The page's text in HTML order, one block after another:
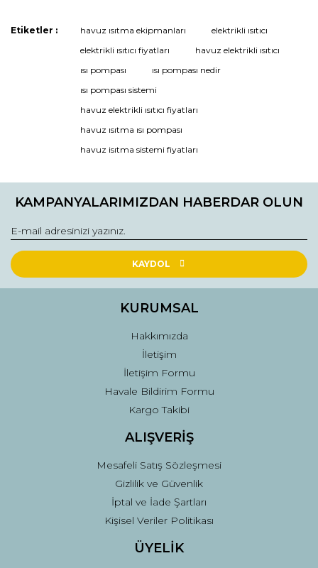
Bu ürüne ilk yorumu siz yapın!
Yorum Yaz
Etiketler : havuz ısıtma ekipmanları
elektrikli ısıtıcı
elektrikli ısıtıcı fiyatları
havuz elektrikli ısıtıcı
ısı pompası
ısı pompası nedir
ısı pompası sistemi
havuz elektrikli ısıtıcı fiyatları
havuz ısıtma ısı pompası
havuz isıtma sistemi fiyatları
KAMPANYALARIMIZDAN HABERDAR OLUN
KAYDOL
KURUMSAL
Hakkımızda
İletişim
İletişim Formu
Havale Bildirim Formu
Kargo Takibi
ALIŞVERİŞ
Mesafeli Satış Sözleşmesi
Gizlilik ve Güvenlik
İptal ve İade Şartları
Kişisel Veriler Politikası
ÜYELİK